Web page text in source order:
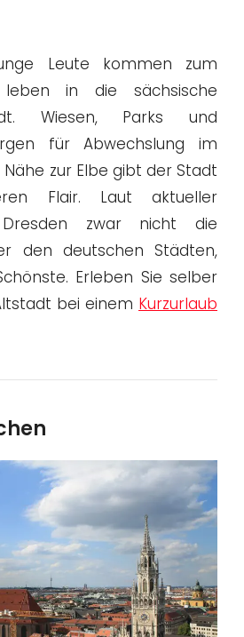
Leute kommen zum
in die sächsische
Wiesen, Parks und
für Abwechslung im
zur Elbe gibt der Stadt
Flair. Laut aktueller
zwar nicht die
den deutschen Städten,
Erleben Sie selber
bei einem Kurzurlaub